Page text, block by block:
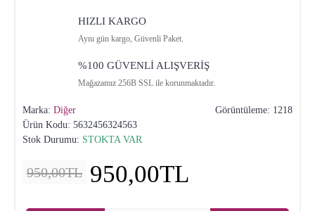
HIZLI KARGO
Aynı gün kargo, Güvenli Paket.
%100 GÜVENLİ ALIŞVERİŞ
Mağazamız 256B SSL ile korunmaktadır.
Görüntüleme: 1218
Marka: Diğer
Ürün Kodu: 5632456324563
Stok Durumu: STOKTA VAR
950,00TL 950,00TL